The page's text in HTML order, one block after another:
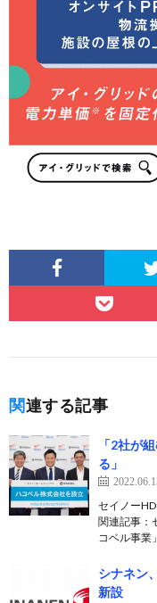
関連する記事
「2社が
る」
セイノー
関連記事：
コベル事
シナネン
新設